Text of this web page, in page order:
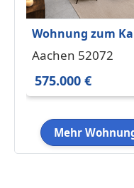
Wohnung zum
in Aachen 575.000 €
Aachen 52072
575.000 €
Mehr